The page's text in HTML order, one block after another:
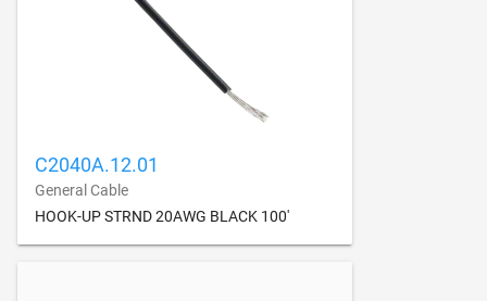
C2040A.12.01
General Cable
HOOK-UP STRND 20AWG BLACK 100'